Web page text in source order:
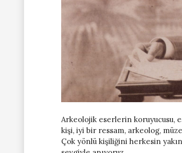
Arkeolojik eserlerin koruyucusu,
kişi, iyi bir ressam, arkeolog,
Çok yönlü kişiliğini herkesin